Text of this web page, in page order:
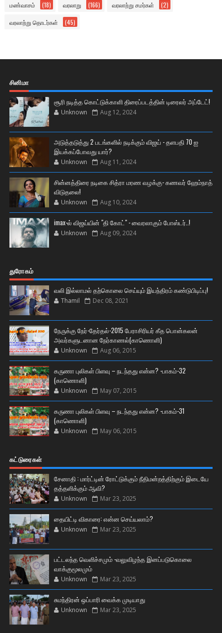
மண்வாசம் (18) வரலாறு (166) வரலாற்று சமர்கள் (2)
வரலாற்று தொடர்கள் (45)
சினிமா
சூரி நடித்த கொட்டுக்காளி திரைப்படத்தின் டிரைலர் அப்டேட்!
Unknown Aug 12, 2024
அடுத்தடுத்து 2 படங்களில் நடிக்கும் விஜய் - தளபதி 70 ஐ
இயக்கப்போவது யார்?
Unknown Aug 11, 2024
சின்னத்திரை நடிகை சித்ரா மரண வழக்கு- கணவர் ஹேம்நாத்
விடுதலை!
Unknown Aug 10, 2024
imax-ல் விஜய்யின் "தி கோட்" - வைரலாகும் போஸ்டர்..!
Unknown Aug 09, 2024
துரோகம்
வலி இல்லாமல் தற்கொலை செய்யும் இயந்திரம் கண்டுபிடிப்பு!
Thamil Dec 08, 2021
நேருக்கு நேர்-தேர்தல்-2015 பேராசிரியர் கீத பொன்கலன்
அவர்களுடனான நேர்காணல்(காணொளி)
Unknown Aug 06, 2015
கருணா புலிகள் பிளவு – நடந்தது என்ன? -பாகம்-32
(காணொளி)
Unknown May 07, 2015
கருணா புலிகள் பிளவு – நடந்தது என்ன? -பாகம்-31
(காணொளி)
Unknown May 06, 2015
கட்டுரைகள்
சேனாதி : மார்ட்டின் ரோட்டுக்கும் நீதிமன்றத்திற்கும் இடையே
தத்தளிக்கும் ஆவி?
Unknown Mar 23, 2025
தையிட்டி விகாரை: என்ன செய்யலாம்?
Unknown Mar 23, 2025
பட்டலந்த வெளிச்சமும் -வலுவிழந்த இனப்படுகொலை
வாக்குமூலமும்
Unknown Mar 23, 2025
சுமந்திரன் ஒப்பாரி வைக்க முடியாது
Unknown Mar 23, 2025